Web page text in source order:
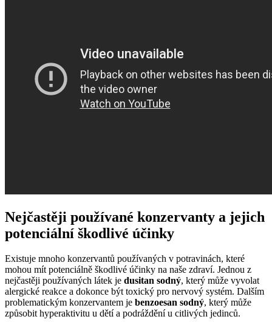
Nejčastěji používané konzervanty a jejich
potenciální škodlivé účinky
Existuje mnoho konzervantů používaných v potravinách, které
mohou mít potenciálně škodlivé účinky na naše zdraví. Jednou z
nejčastěji používaných látek je dusitan sodný, který může vyvolat
alergické reakce a dokonce být toxický pro nervový systém. Dalším
problematickým konzervantem je benzoesan sodný, který může
způsobit hyperaktivitu u dětí a podráždění u citlivých jedinců.